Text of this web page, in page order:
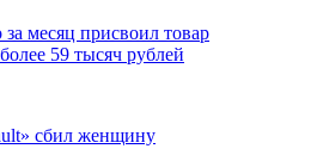
месяц присвоил товар
59 тысяч рублей
сбил женщину